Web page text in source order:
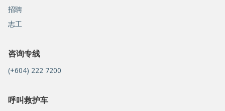
招聘
志工
咨询专线
(+604) 222 7200
呼叫救护车